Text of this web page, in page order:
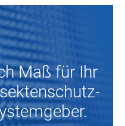
Maß für Ihr